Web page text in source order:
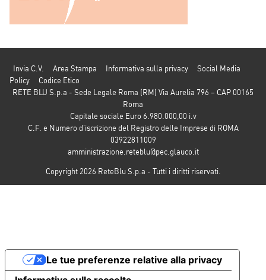
Invia C.V. Area Stampa Informativa sulla privacy
Social Media
Policy
Codice Etico
RETE BLU S.p.a - Sede Legale Roma (RM) Via Aurelia 796 – CAP 00165
Roma
Capitale sociale Euro 6.980.000,00 i.v
C.F. e Numero d’iscrizione del Registro delle Imprese di ROMA
03922811009
amministrazione.reteblu@pec.glauco.it
Copyright 2026 ReteBlu S.p.a - Tutti i diritti riservati.
Le tue preferenze relative alla privacy